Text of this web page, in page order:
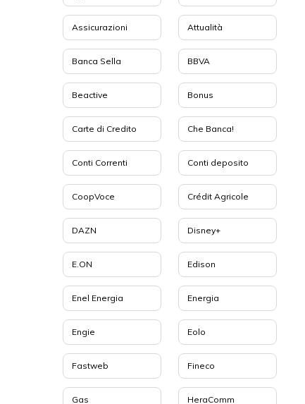
Assicurazioni Attualità
Banca Sella BBVA
Beactive Bonus
Carte di Credito Che Banca!
Conti Correnti Conti deposito
CoopVoce Crédit Agricole
DAZN Disney+
E.ON Edison
Enel Energia Energia
Engie Eolo
Fastweb Fineco
Gas HeraComm